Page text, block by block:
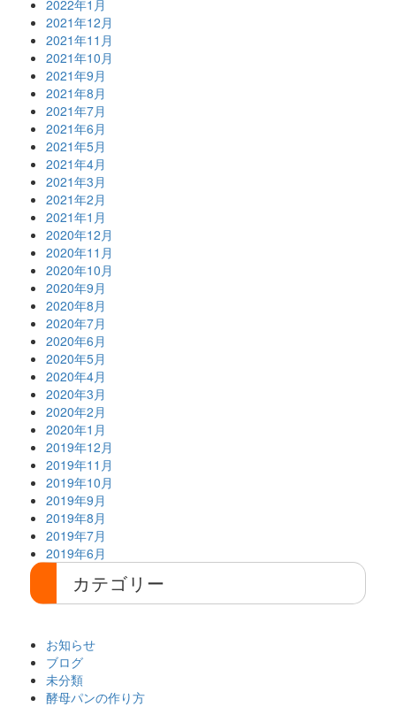
2022年1月
2021年12月
2021年11月
2021年10月
2021年9月
2021年8月
2021年7月
2021年6月
2021年5月
2021年4月
2021年3月
2021年2月
2021年1月
2020年12月
2020年11月
2020年10月
2020年9月
2020年8月
2020年7月
2020年6月
2020年5月
2020年4月
2020年3月
2020年2月
2020年1月
2019年12月
2019年11月
2019年10月
2019年9月
2019年8月
2019年7月
2019年6月
カテゴリー
お知らせ
ブログ
未分類
酵母パンの作り方